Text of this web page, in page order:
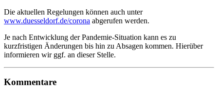
Die aktuellen Regelungen können auch unter
www.duesseldorf.de/corona abgerufen werden.
Je nach Entwicklung der Pandemie-Situation kann es zu
kurzfristigen Änderungen bis hin zu Absagen kommen. Hierüber
informieren wir ggf. an dieser Stelle.
Kommentare